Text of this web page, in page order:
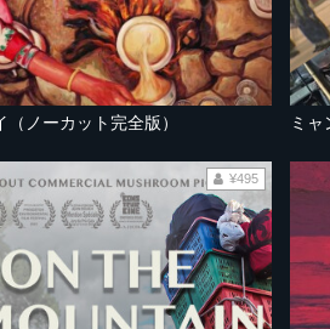
ノーカット完全版） ミ
¥495